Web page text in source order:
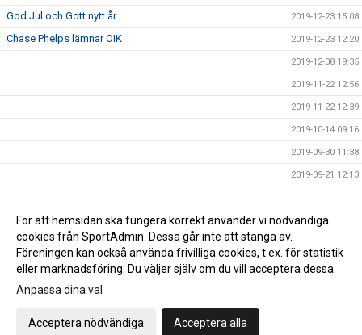
God Jul och Gott nytt år 2019-12-23 15:08
Chase Phelps lämnar OIK 2019-12-23 12:20
2019-12-08 19:35
2019-11-22 12:56
2019-11-22 12:39
2019-10-14 09:16
2019-09-30 11:38
2019-09-21 12:13
NY MATCHTID 2019-09-17 13:05
2019-09-06 21:21
Gå till Webbversion
För att hemsidan ska fungera korrekt använder vi nödvändiga
cookies från SportAdmin. Dessa går inte att stänga av.
Föreningen kan också använda frivilliga cookies, t.ex. för statistik
eller marknadsföring. Du väljer själv om du vill acceptera dessa.
Anpassa dina val
Acceptera nödvändiga Acceptera alla